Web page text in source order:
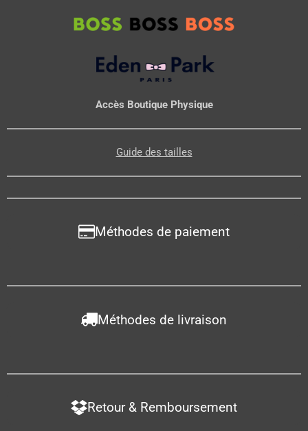
Accès Boutique Physique
Guide des tailles
Méthodes de paiement
Méthodes de livraison
Retour & Remboursement